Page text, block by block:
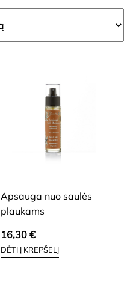
Apsauga nuo saulės
plaukams
16,30 €
DĖTI Į KREPŠELĮ